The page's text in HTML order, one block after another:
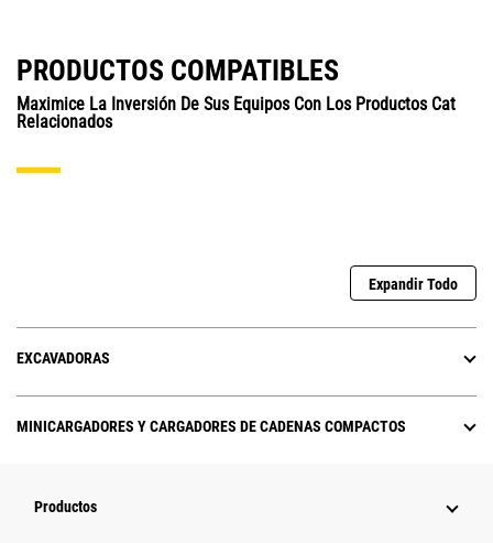
PRODUCTOS COMPATIBLES
Maximice La Inversión De Sus Equipos Con Los Productos Cat
Relacionados
Expandir Todo
EXCAVADORAS
MINICARGADORES Y CARGADORES DE CADENAS COMPACTOS
Productos